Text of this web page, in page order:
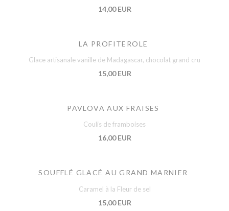
14,00 EUR
LA PROFITEROLE
Glace artisanale vanille de Madagascar, chocolat grand cru
15,00 EUR
PAVLOVA AUX FRAISES
Coulis de framboises
16,00 EUR
SOUFFLÉ GLACÉ AU GRAND MARNIER
Caramel à la Fleur de sel
15,00 EUR